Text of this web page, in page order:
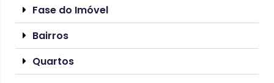
Fase do Imóvel
Bairros
Quartos